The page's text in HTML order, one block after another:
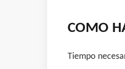
COMO
Tiempo